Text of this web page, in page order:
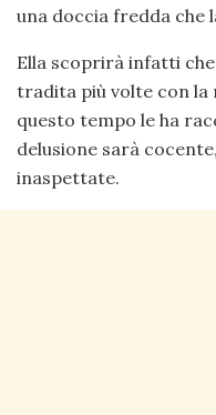
una doccia fredda che
Ella scoprirà infatti
tradita più volte con la
questo tempo le ha
delusione sarà
inaspettate.